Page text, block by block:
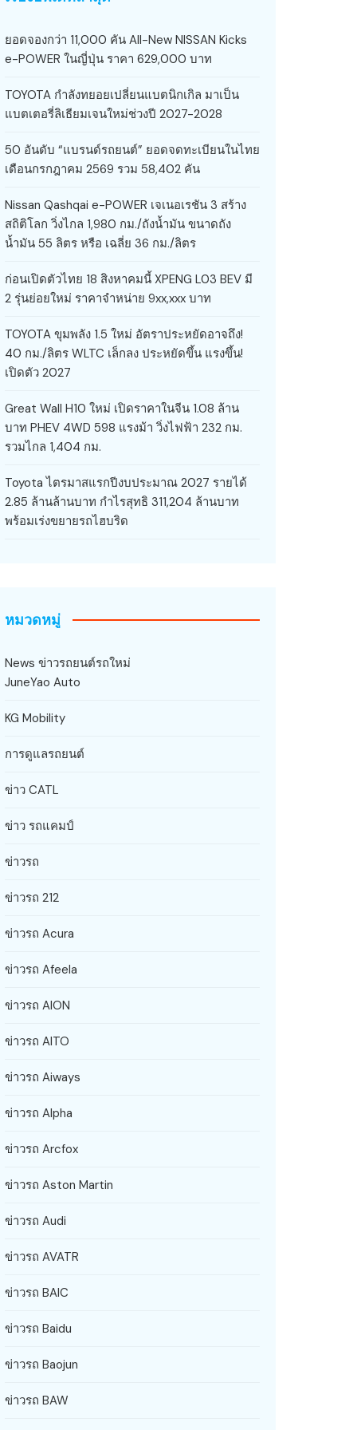
ยอดจองกว่า 11,000 คัน All-New NISSAN Kicks
e-POWER ในญี่ปุ่น ราคา 629,000 บาท
TOYOTA กำลังทยอยเปลี่ยนแบตนิกเกิล มาเป็น
แบตเตอรี่ลิเธียมเจนใหม่ช่วงปี 2027-2028
50 อันดับ “แบรนด์รถยนต์” ยอดจดทะเบียนในไทย
เดือนกรกฎาคม 2569 รวม 58,402 คัน
Nissan Qashqai e-POWER เจเนอเรชัน 3 สร้าง
สถิติโลก วิ่งไกล 1,980 กม./ถังน้ำมัน ขนาดถัง
น้ำมัน 55 ลิตร หรือ เฉลี่ย 36 กม./ลิตร
ก่อนเปิดตัวไทย 18 สิงหาคมนี้ XPENG L03 BEV มี
2 รุ่นย่อยใหม่ ราคาจำหน่าย 9xx,xxx บาท
TOYOTA ขุมพลัง 1.5 ใหม่ อัตราประหยัดอาจถึง!
40 กม./ลิตร WLTC เล็กลง ประหยัดขึ้น แรงขึ้น!
เปิดตัว 2027
Great Wall H10 ใหม่ เปิดราคาในจีน 1.08 ล้าน
บาท PHEV 4WD 598 แรงม้า วิ่งไฟฟ้า 232 กม.
รวมไกล 1,404 กม.
Toyota ไตรมาสแรกปีงบประมาณ 2027 รายได้
2.85 ล้านล้านบาท กำไรสุทธิ 311,204 ล้านบาท
พร้อมเร่งขยายรถไฮบริด
หมวดหมู่
News ข่าวรถยนต์รถใหม่
JuneYao Auto
KG Mobility
การดูแลรถยนต์
ข่าว CATL
ข่าว รถแคมป์
ข่าวรถ
ข่าวรถ 212
ข่าวรถ Acura
ข่าวรถ Afeela
ข่าวรถ AION
ข่าวรถ AITO
ข่าวรถ Aiways
ข่าวรถ Alpha
ข่าวรถ Arcfox
ข่าวรถ Aston Martin
ข่าวรถ Audi
ข่าวรถ AVATR
ข่าวรถ BAIC
ข่าวรถ Baidu
ข่าวรถ Baojun
ข่าวรถ BAW